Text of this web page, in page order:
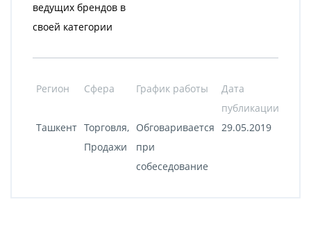
ведущих брендов в
своей категории
Регион Сфера График работы
Дата
публикации
Ташкент Торговля,
Продажи
Обговаривается
при
собеседование
29.05.2019